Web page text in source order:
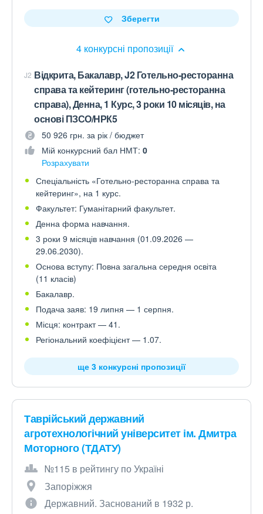
4 конкурсні пропозиції
Зберегти
J2 Відкрита, Бакалавр, J2 Готельно-ресторанна
справа та кейтеринг (готельно-ресторанна
справа), Денна, 1 Курс, 3 роки 10 місяців, на
основі ПЗСО/НРК5
50 926 грн. за рік / бюджет
Мій конкурсний бал НМТ: 0
Розрахувати
Спеціальність «Готельно-ресторанна справа та
кейтеринг», на 1 курс.
Факультет: Гуманітарний факультет.
Денна форма навчання.
3 роки 9 місяців навчання (01.09.2026 —
29.06.2030).
Основа вступу: Повна загальна середня освіта
(11 класів)
Бакалавр.
Подача заяв: 19 липня — 1 серпня.
Місця: контракт — 41.
Регіональний коефіцієнт — 1.07.
ще 3 конкурсні пропозиції
Таврійський державний
агротехнологічний університет ім. Дмитра
Моторного (ТДАТУ)
№115 в рейтингу по Україні
Запоріжжя
Державний. Заснований в 1932 р.